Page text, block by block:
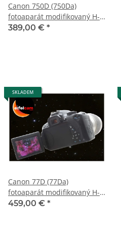
Canon 750D (750Da)
fotoaparát modifikovaný H-
alpha astro a 2 roky záruka
389,00 € *
SKLADEM
Canon 77D (77Da)
fotoaparát modifikovaný H-
alpha astro a 2 roky záruka
459,00 € *